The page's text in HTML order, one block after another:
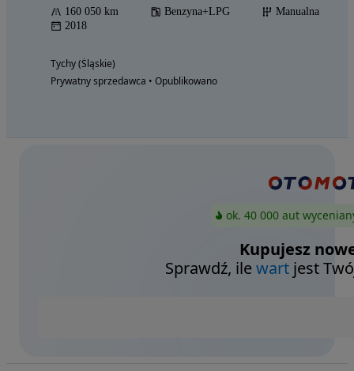
160 050 km Benzyna+LPG
Manualna
2018
Tychy (Śląskie)
Prywatny sprzedawca • Opublikowano
ok. 40 000 aut
Kupujesz
Sprawdź, ilewart jest